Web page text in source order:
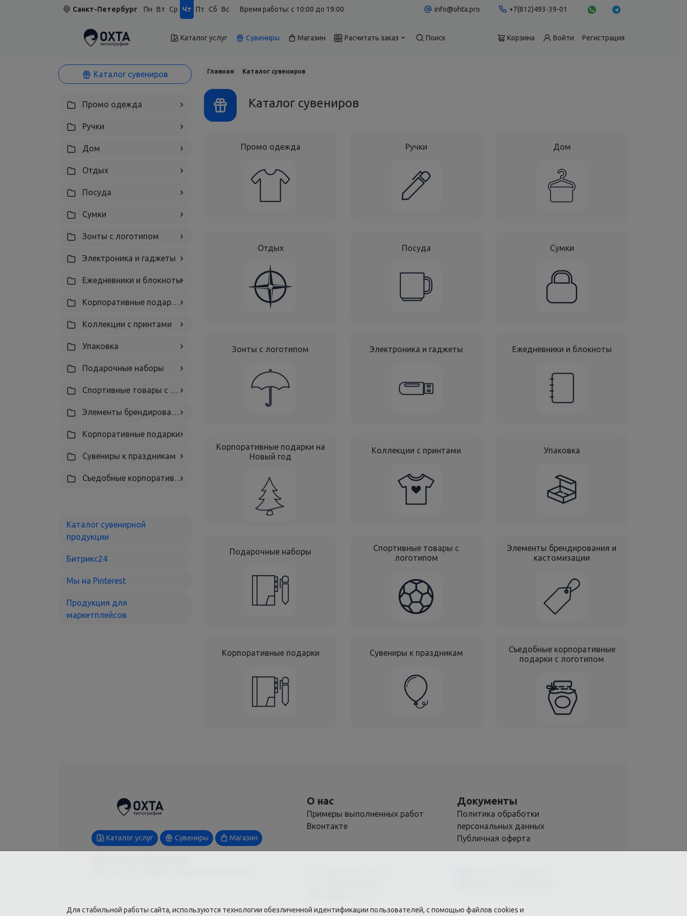
Санкт-Петербург Пн Вт Ср Чт Пт Сб Вс Время работы: c 10:00 до 19:00 info@ohta.pro +7(812)493-39-01
Каталог услуг Сувениры Магазин Расчитать заказ Поиск Корзина Войти Регистрация
Каталог сувениров
Промо одежда
Ручки
Дом
Отдых
Посуда
Сумки
Зонты с логотипом
Электроника и гаджеты
Ежедневники и блокноты
Корпоративные подарки на Новый год
Коллекции с принтами
Упаковка
Подарочные наборы
Спортивные товары с логотипом
Элементы брендирования и кастомизации
Корпоративные подарки
Сувениры к праздникам
Съедобные корпоративные подарки с логотипом
Каталог сувенирной
продукции
Битрикс24
Мы на Рinterest
Продукция для
маркетплейсов
Главная Каталог сувениров
Каталог сувениров
Промо одежда Ручки Дом
Отдых Посуда Сумки
Зонты с логотипом Электроника и гаджеты Ежедневники и блокноты
Корпоративные подарки на
Новый год
Коллекции с принтами Упаковка
Подарочные наборы
Спортивные товары с
логотипом
Элементы брендирования и
кастомизации
Корпоративные подарки Сувениры к праздникам
Съедобные корпоративные
подарки с логотипом
Каталог услуг Сувениры Магазин
О нас
Примеры выполненных работ
Вконтакте
Документы
Политика обработки
персональных данных
Публичная оферта
Для стабильной работы сайта, используются технологии обезличенной идентификации пользователей, с помощью файлов cookies и